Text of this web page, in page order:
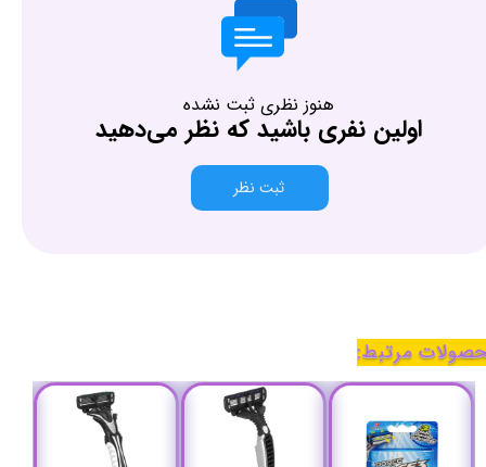
هنوز نظری ثبت نشده
اولین نفری باشید که نظر می‌دهید
ثبت نظر
مرتبط: